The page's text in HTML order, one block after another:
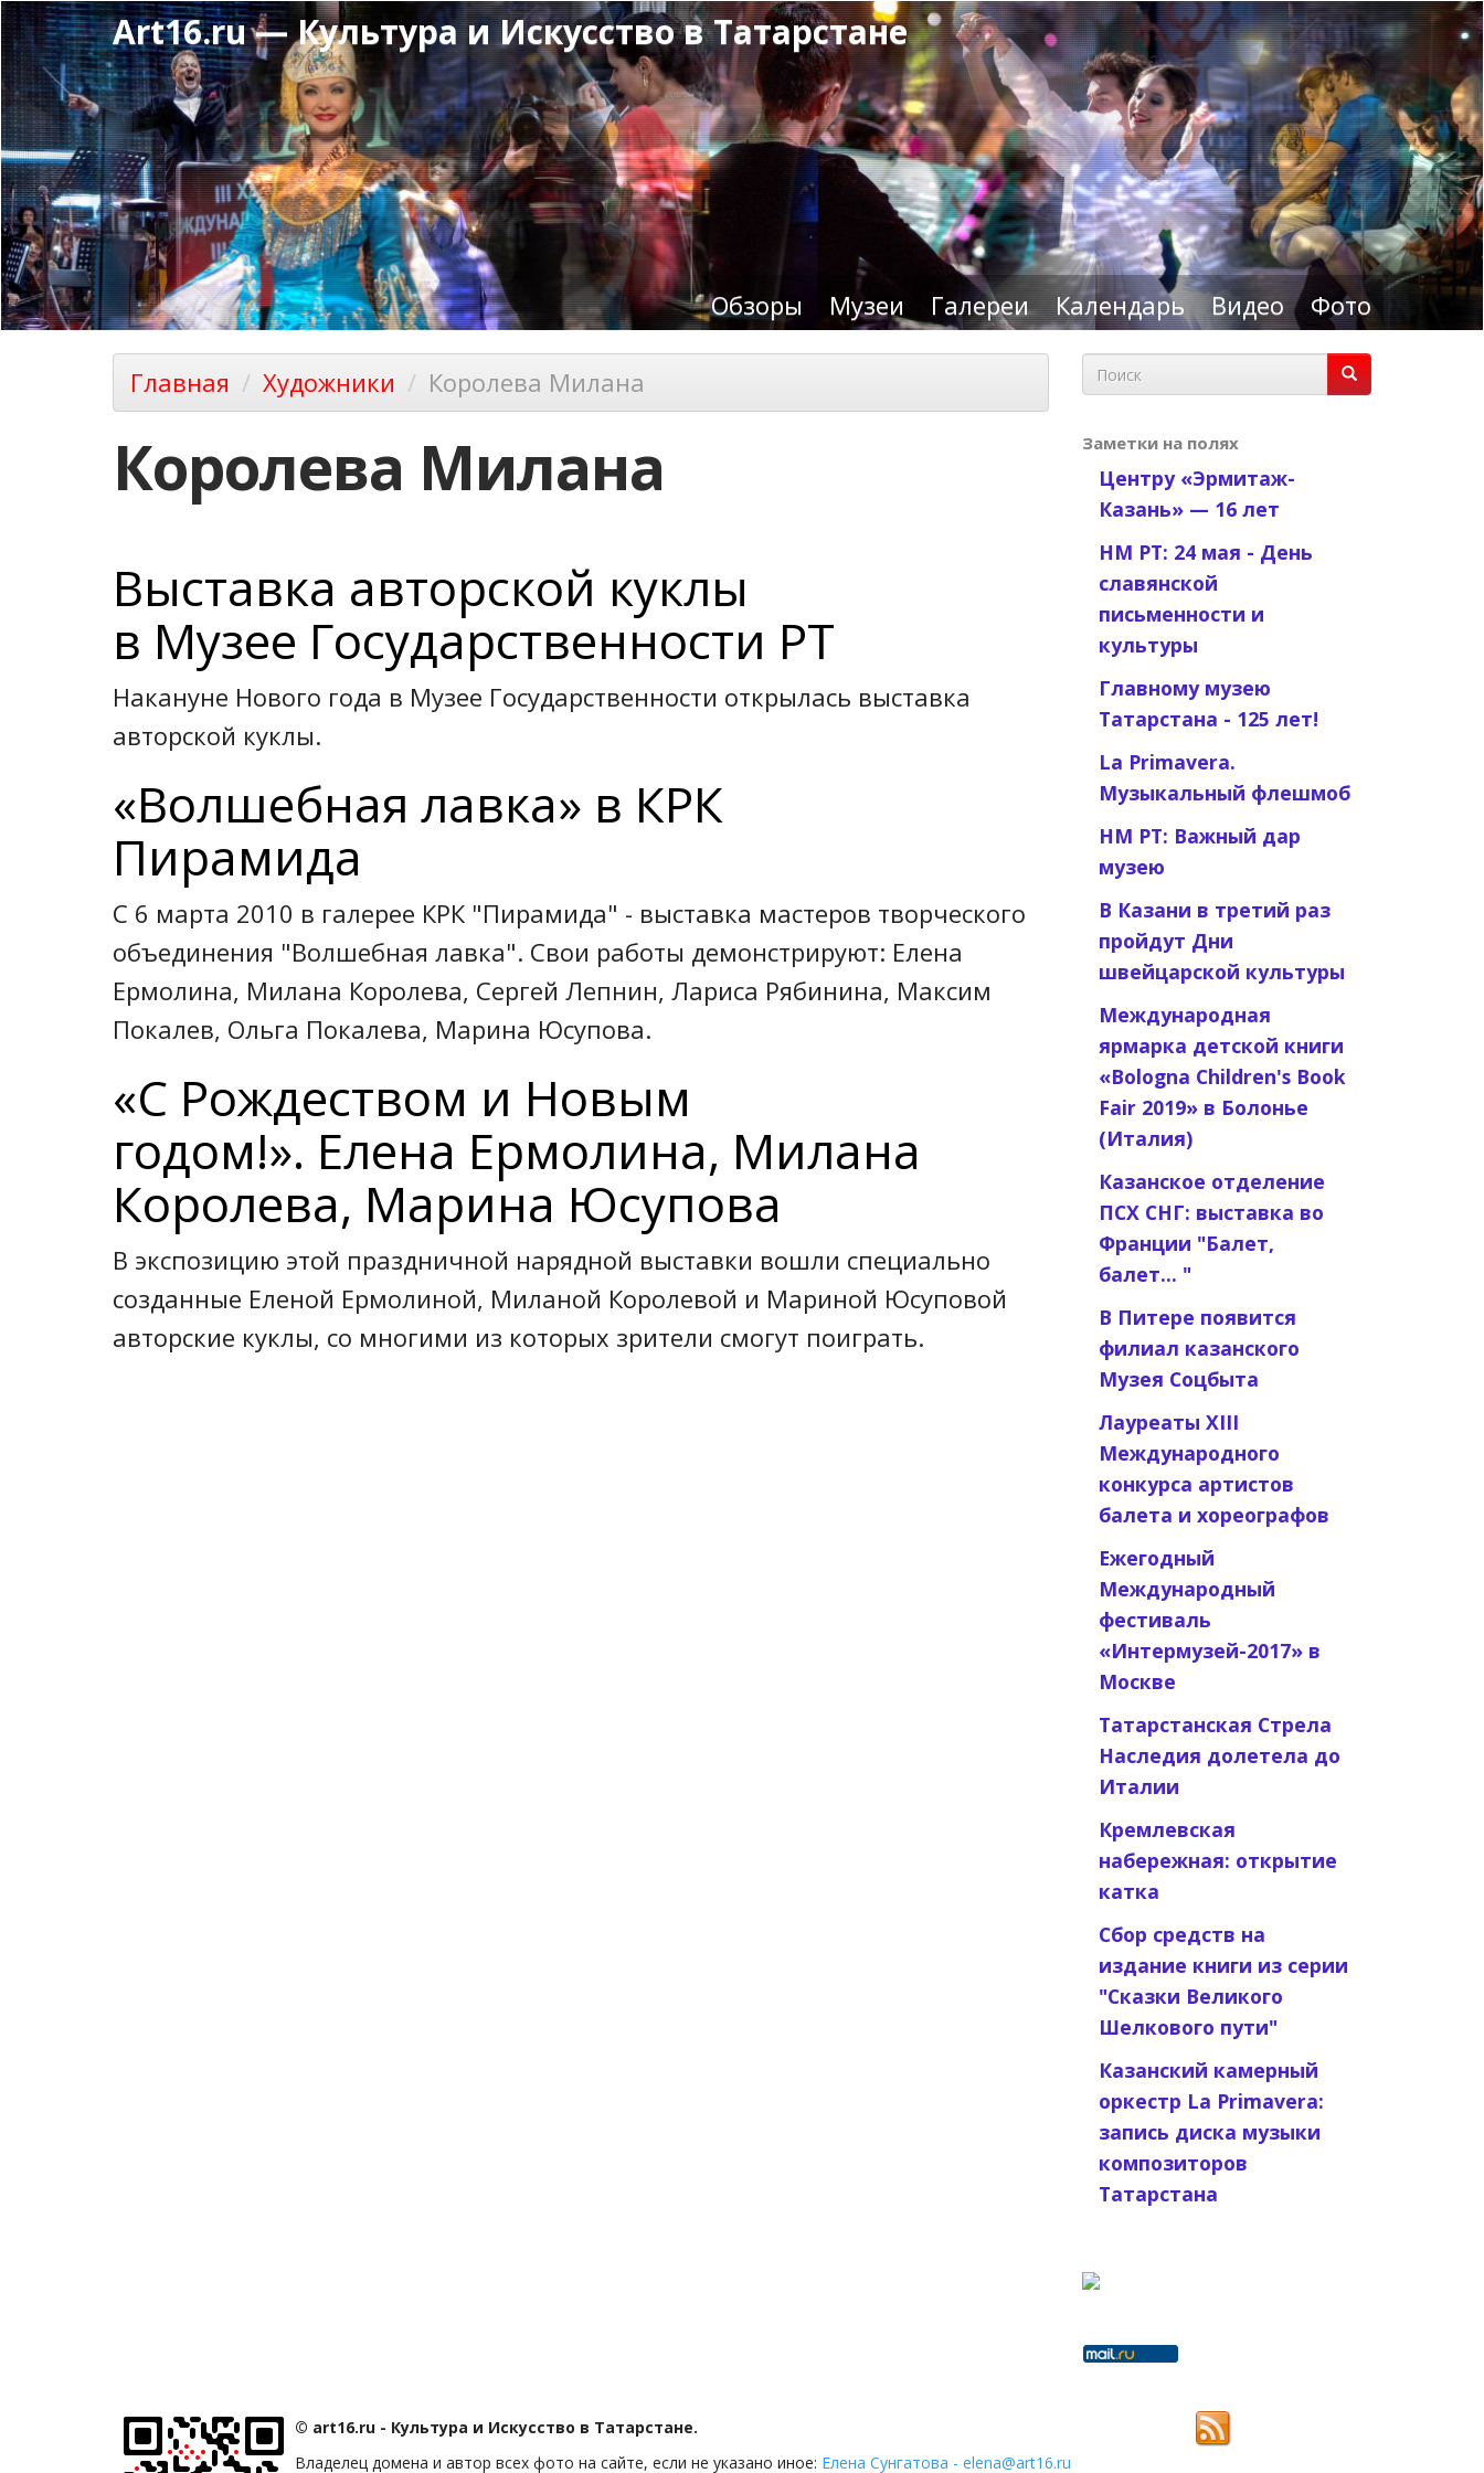
Перейти
к
основному
содержанию
Art16.ru — Культура и Искусство в Татарстане
Обзоры Музеи Галереи Календарь Видео Фото
Главная Художники Королева Милана
Королева Милана
Выставка авторской куклы
в Музее Государственности РТ
Накануне Нового года в Музее Государственности открылась выставка
авторской куклы.
«Волшебная лавка» в КРК
Пирамида
С 6 марта 2010 в галерее КРК "Пирамида" - выставка мастеров творческого
объединения "Волшебная лавка". Свои работы демонстрируют: Елена
Ермолина, Милана Королева, Сергей Лепнин, Лариса Рябинина, Максим
Покалев, Ольга Покалева, Марина Юсупова.
«С Рождеством и Новым
годом!». Елена Ермолина, Милана
Королева, Марина Юсупова
В экспозицию этой праздничной нарядной выставки вошли специально
созданные Еленой Ермолиной, Миланой Королевой и Мариной Юсуповой
авторские куклы, со многими из которых зрители смогут поиграть.
Форма
Заметки на полях
Центру «Эрмитаж-
Казань» — 16 лет
НМ РТ: 24 мая - День
славянской
письменности и
культуры
Главному музею
Татарстана - 125 лет!
La Primavera.
Музыкальный флешмоб
НМ РТ: Важный дар
музею
В Казани в третий раз
пройдут Дни
швейцарской культуры
Международная
ярмарка детской книги
«Bologna Children's Book
Fair 2019» в Болонье
(Италия)
Казанское отделение
ПСХ СНГ: выставка во
Франции "Балет,
балет... "
В Питере появится
филиал казанского
Музея Соцбыта
Лауреаты XIII
Международного
конкурса артистов
балета и хореографов
Ежегодный
Международный
фестиваль
«Интермузей-2017» в
Москве
Татарстанская Стрела
Наследия долетела до
Италии
Кремлевская
набережная: открытие
катка
Сбор средств на
издание книги из серии
"Сказки Великого
Шелкового пути"
Казанский камерный
оркестр La Primavera:
запись диска музыки
композиторов
Татарстана
© art16.ru - Культура и Искусство в Татарстане.
Владелец домена и автор всех фото на сайте, если не указано иное: Елена Сунгатова - elena@art16.ru